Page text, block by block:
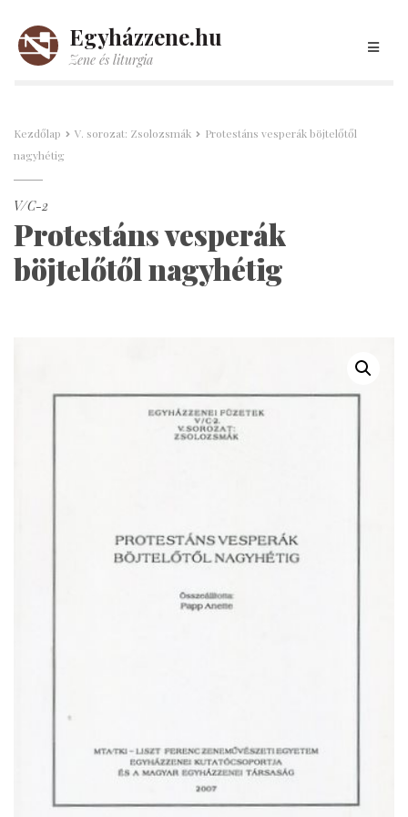
Egyházzene.hu
Zene és liturgia
Kezdőlap V. sorozat: Zsolozsmák
Protestáns vesperák böjtelőtől
nagyhétig
V/C-2
Protestáns vesperák
böjtelőtől nagyhétig